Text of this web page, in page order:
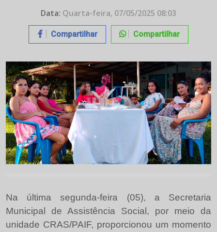
Data: Quarta-feira, 07/05/2025 08:03
Compartilhar Compartilhar
Na última segunda-feira (05), a Secretaria
Municipal de Assistência Social, por meio da
unidade CRAS/PAIF, proporcionou um momento